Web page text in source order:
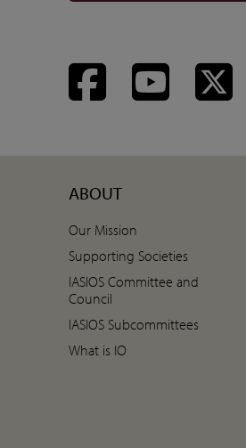
FacebookYouTube
ABOUT
Our Mission
Supporting Societies
IASIOS Committee and
Council
IASIOS Subcommittees
What is IO